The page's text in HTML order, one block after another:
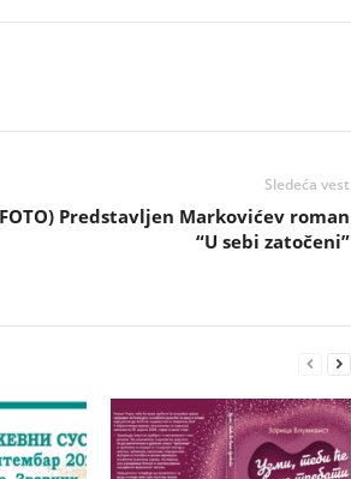
Sledeća vest
Predstavljen Markovićev roman
“U sebi zatočeni”